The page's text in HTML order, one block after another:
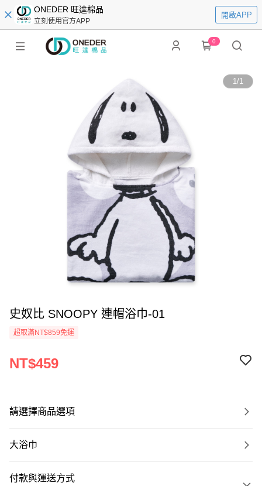
ONEDER 旺達棉品
立刻使用官方APP
開啟APP
0
1/1
史奴比 SNOOPY 連帽浴巾-01
超取滿NT$859免運
NT$459
請選擇商品選項
大浴巾
付款與運送方式